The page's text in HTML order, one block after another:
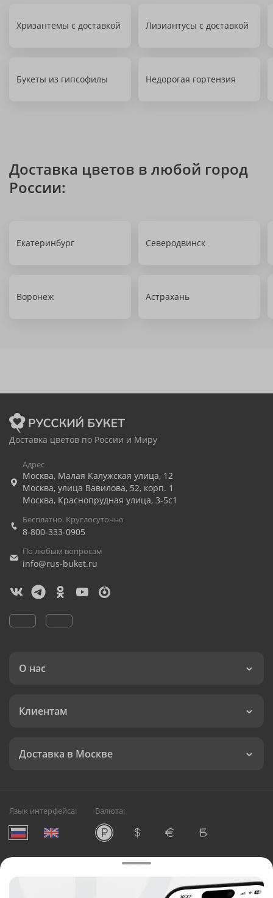
Хризантемы с доставкой Лизиантусы с доставкой
Букеты из гипсофилы Недорогая гортензия
Доставка цветов в любой город
России:
Екатеринбург Северодвинск
Воронеж Астрахань
Доставка цветов по России и Миру
Адрес
Москва, Малая Калужская улица, 12
Москва, улица Вавилова, 52, корп. 1
Москва, Краснопрудная улица, 3-5с1
Бесплатно. Круглосуточно
8-800-333-0905
По любым вопросам
info@rus-buket.ru
О нас
Клиентам
Доставка в Москве
Язык интерфейса: Валюта:
Служба круглосуточной доставки цветов в Москве
Русский Букет, 2026